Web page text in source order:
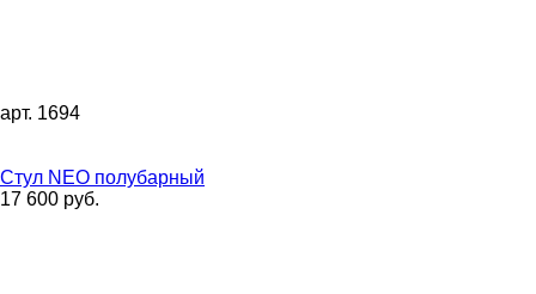
арт. 1694
Стул NEO полубарный
17 600 руб.